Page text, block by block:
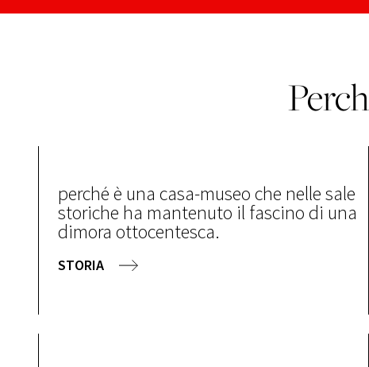
perché è una casa-museo che nelle sale
storiche ha mantenuto il fascino di una
dimora ottocentesca.
STORIA